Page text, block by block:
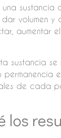
una
volumen y
sustancia
de cada
los